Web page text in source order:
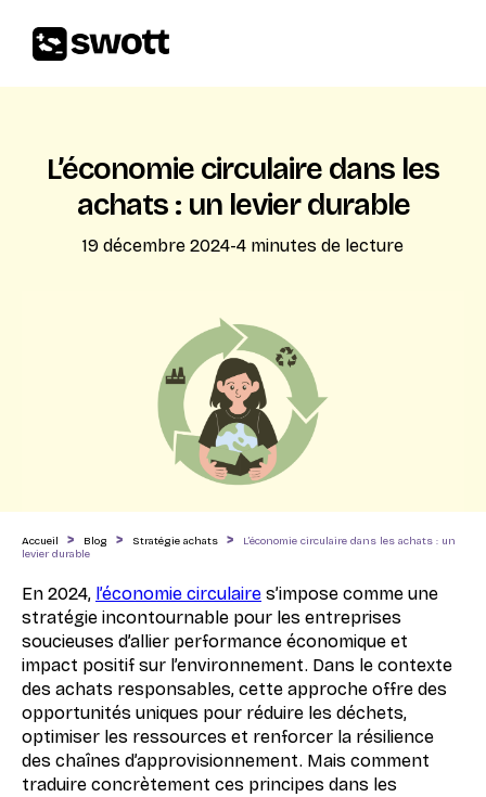
L’économie circulaire dans les
achats : un levier durable
19 décembre 2024-4 minutes de lecture
Accueil > Blog > Stratégie achats >
L’économie circulaire dans les achats : un
levier durable
En 2024, l’économie circulaire s’impose comme une
stratégie incontournable pour les entreprises
soucieuses d’allier performance économique et
impact positif sur l’environnement. Dans le contexte
des achats responsables, cette approche offre des
opportunités uniques pour réduire les déchets,
optimiser les ressources et renforcer la résilience
des chaînes d’approvisionnement. Mais comment
traduire concrètement ces principes dans les